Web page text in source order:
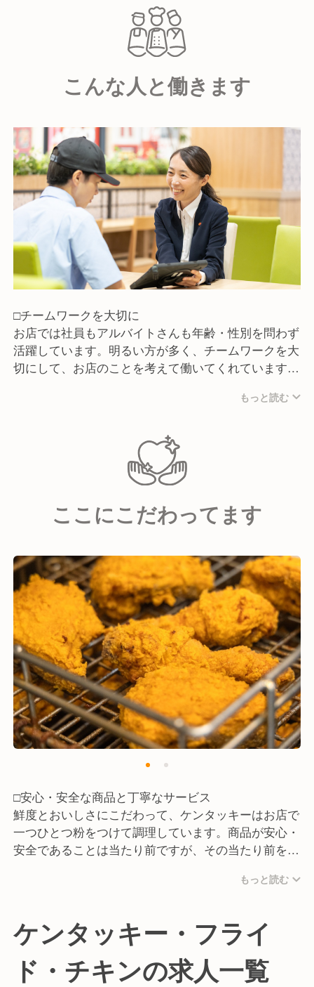
全従業員の物心両面の幸福を追求する」をもとにお客
様にも働く社員にも笑顔で過ごせるお店作りをモット
安心・安全を第一に、お客様の日常に特別な感動を提
供するのが私たちの仕事です。
【接客】
商品の説明、レジ・会計、商品の提供、テーブルの片
づけ等
お客様に直接対応する仕事です。
【調理】
チキン、バーガー、ポテト等の調理作成
マニュアルがあるのでひとつずつ覚えていただきま
す。
【店舗運営】
売上予測、調理計画、発注、シフト作成等
社員としてマネジメントスキルを身に着け、お店の運
営をします。
店長を目指して習得していきます。
こんな人と働きます
□チームワークを大切に
お店では社員もアルバイトさんも年齢・性別を問わず
活躍しています。明るい方が多く、チームワークを大
切にして、お店のことを考えて働いてくれています。
使用してトレーニングしていきます。未経験からでも
仕事を通じて成長することを目標とし、調理・接客の
オペレーションから店舗運営まで学んでいただきま
もっと読む
ここにこだわってます
□安心・安全な商品と丁寧なサービス
鮮度とおいしさにこだわって、ケンタッキーはお店で
一つひとつ粉をつけて調理しています。商品が安心・
安全であることは当たり前ですが、その当たり前を守
当社はお客様の笑顔を大事に、メニューを選ぶ時から
りをモットーとしています。
もっと読む
ケンタッキー・フライ
ド・チキンの求人一覧